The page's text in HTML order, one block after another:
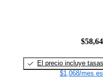
El precio incluye tasas
$1,068/mes